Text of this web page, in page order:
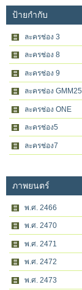
ป้ายกำกับ
ละครช่อง 3
ละครช่อง 8
ละครช่อง 9
ละครช่อง GMM25
ละครช่อง ONE
ละครช่อง5
ละครช่อง7
ภาพยนตร์
พ.ศ. 2466
พ.ศ. 2470
พ.ศ. 2471
พ.ศ. 2472
พ.ศ. 2473